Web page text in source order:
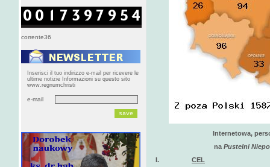
corrente36
Inserisci il tuo indirizzo e-mail per ricevere le
ultime notizie Informazioni su questo sito
www.regnumchristi
e-mail
Internetowa,
na Pustelni
I. CEL